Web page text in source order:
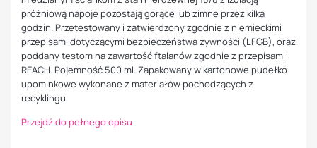
próżniową napoje pozostają gorące lub zimne przez kilka
godzin. Przetestowany i zatwierdzony zgodnie z niemieckimi
przepisami dotyczącymi bezpieczeństwa żywności (LFGB), oraz
poddany testom na zawartość ftalanów zgodnie z przepisami
REACH. Pojemność 500 ml. Zapakowany w kartonowe pudełko
upominkowe wykonane z materiałów pochodzących z
recyklingu.
Przejdź do pełnego opisu